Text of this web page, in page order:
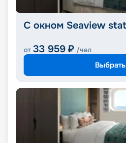
С окном Seaview
от 33 959 ₽ /чел
Выбрать